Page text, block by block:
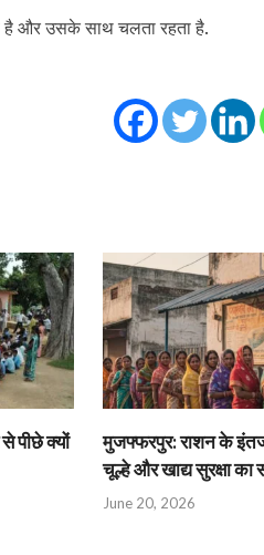
है और उसके साथ चलता रहता है.
पीछे क्यों
मुजफ्फरपुर: राशन के
चूल्हे और खाद्य सुरक्षा का
June 20, 2026